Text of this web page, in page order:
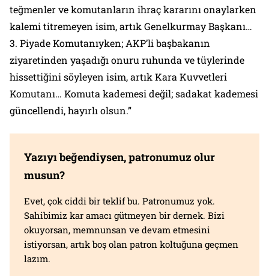
teğmenler ve komutanların ihraç kararını onaylarken
kalemi titremeyen isim, artık Genelkurmay Başkanı…
3. Piyade Komutanıyken; AKP’li başbakanın
ziyaretinden yaşadığı onuru ruhunda ve tüylerinde
hissettiğini söyleyen isim, artık Kara Kuvvetleri
Komutanı… Komuta kademesi değil; sadakat kademesi
güncellendi, hayırlı olsun.”
Yazıyı beğendiysen, patronumuz olur
musun?
Evet, çok ciddi bir teklif bu. Patronumuz yok.
Sahibimiz kar amacı gütmeyen bir dernek. Bizi
okuyorsan, memnunsan ve devam etmesini
istiyorsan, artık boş olan patron koltuğuna geçmen
lazım.